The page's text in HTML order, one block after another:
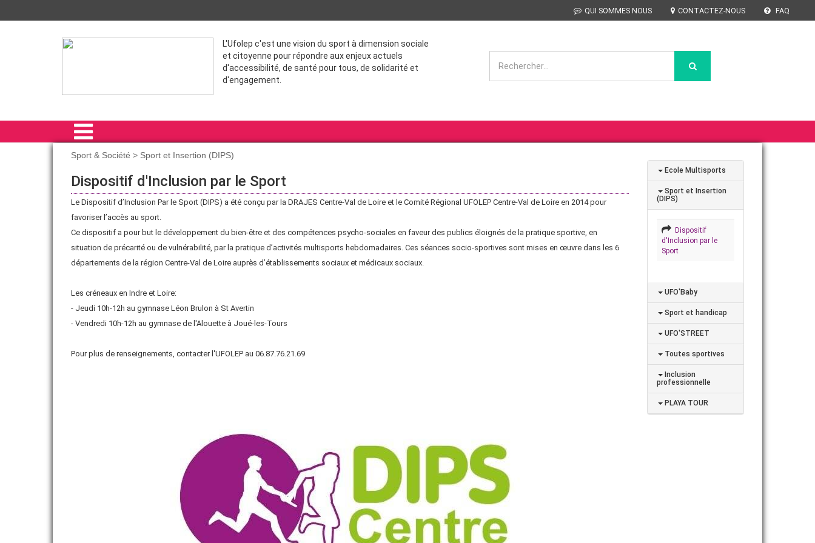
QUI SOMMES NOUS CONTACTEZ-NOUS FAQ
L'Ufolep c'est une vision du sport à dimension sociale
et citoyenne pour répondre aux enjeux actuels
d'accessibilité, de santé pour tous, de solidarité et
d'engagement.
PRÊT DE MATÉRIEL
DISCIPLINES
SPORT & SOCIÉTÉ
OUTILS
FORMATIONS
ADHÉRER
Sport & Société > Sport et Insertion (DIPS)
Dispositif d'Inclusion par le Sport
Le Dispositif d’Inclusion Par le Sport (DIPS) a été conçu par la DRAJES Centre-Val de Loire et le Comité Régional UFOLEP Centre-Val de Loire en 2014 pour
favoriser l’accès au sport.
Ce dispositif a pour but le développement du bien-être et des compétences psycho-sociales en faveur des publics éloignés de la pratique sportive, en
situation de précarité ou de vulnérabilité, par la pratique d’activités multisports hebdomadaires. Ces séances socio-sportives sont mises en œuvre dans les 6
départements de la région Centre-Val de Loire auprès d’établissements sociaux et médicaux sociaux.
Les créneaux en Indre et Loire:
- Jeudi 10h-12h au gymnase Léon Brulon à St Avertin
- Vendredi 10h-12h au gymnase de l'Alouette à Joué-les-Tours
Pour plus de renseignements, contacter l'UFOLEP au 06.87.76.21.69
Ecole Multisports
Sport et Insertion
(DIPS)
Dispositif
d'Inclusion par le
Sport
UFO'Baby
Sport et handicap
UFO'STREET
Toutes sportives
Inclusion
professionnelle
PLAYA TOUR